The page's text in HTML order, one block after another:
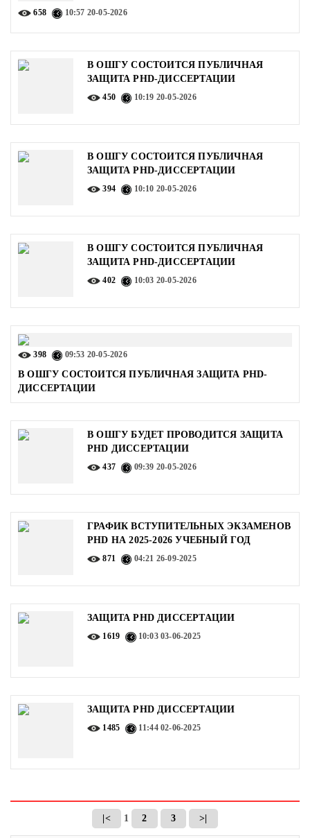
658 10:57 20-05-2026
В ОШГУ СОСТОИТСЯ ПУБЛИЧНАЯ
ЗАЩИТА PHD-ДИССЕРТАЦИИ
450 10:19 20-05-2026
В ОШГУ СОСТОИТСЯ ПУБЛИЧНАЯ
ЗАЩИТА PHD-ДИССЕРТАЦИИ
394 10:10 20-05-2026
В ОШГУ СОСТОИТСЯ ПУБЛИЧНАЯ
ЗАЩИТА PHD-ДИССЕРТАЦИИ
402 10:03 20-05-2026
398 09:53 20-05-2026
В ОШГУ СОСТОИТСЯ ПУБЛИЧНАЯ ЗАЩИТА PHD-
ДИССЕРТАЦИИ
В ОШГУ БУДЕТ ПРОВОДИТСЯ ЗАЩИТА
PHD ДИССЕРТАЦИИ
437 09:39 20-05-2026
ГРАФИК ВСТУПИТЕЛЬНЫХ ЭКЗАМЕНОВ
PHD НА 2025-2026 УЧЕБНЫЙ ГОД
871 04:21 26-09-2025
ЗАЩИТА PHD ДИССЕРТАЦИИ
1619 10:0303-06-2025
ЗАЩИТА PHD ДИССЕРТАЦИИ
1485 11:4402-06-2025
|< 1 2 3 >|